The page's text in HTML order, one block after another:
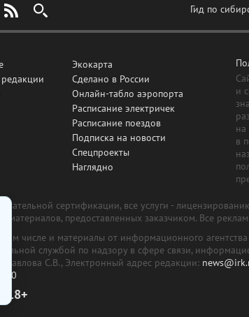
Гид по
Экокарта
Сделано в России
Онлайн-табло аэропорта
Расписание электричек
Расписание поездов
Подписка на новости
Спецпроекты
Наглядно
и
на
в
сертификации, все услуги -
материалов, предоставленных заказчиком. Все
том числе и материалы от информационного
службой по надзору в сфере связи,
Павлова С.В., Электронный адрес редакции:
50
18+